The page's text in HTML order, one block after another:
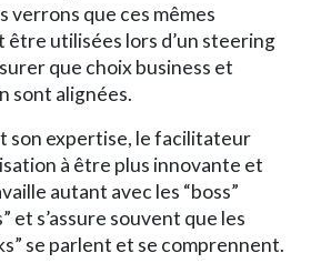
verrons que ces mêmes
utilisées lors d’un steering
que choix business et
sont alignées.
son expertise, le facilitateur
à être plus innovante et
autant avec les “boss”
et s’assure souvent que les
se parlent et se comprennent.